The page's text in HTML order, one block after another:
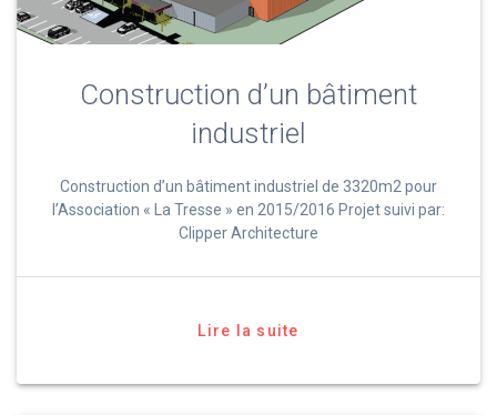
Construction d’un bâtiment
industriel
Construction d’un bâtiment industriel de 3320m2 pour
l’Association « La Tresse » en 2015/2016 Projet suivi par:
Clipper Architecture
Lire la suite